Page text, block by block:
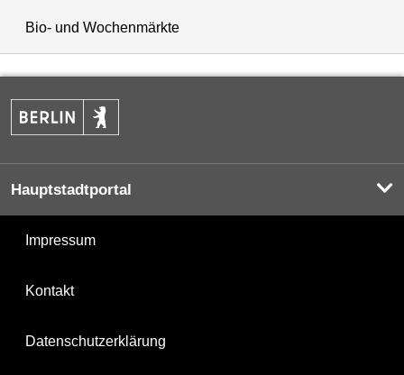
Bio- und Wochenmärkte
Hauptstadtportal
Impressum
Kontakt
Datenschutzerklärung